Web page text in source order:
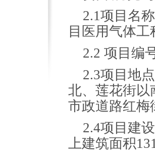
2.1项目名
目医用气体工
2.2 项目编
2.3项目地
北、莲花街以
市政道路红梅
2.4项目建
上建筑面积